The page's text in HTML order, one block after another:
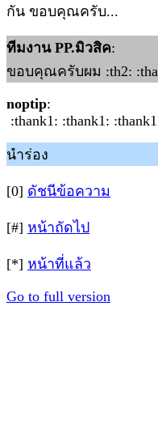
กัน ขอบคุณครับ...
ทีมงาน PP.มิวสิค:
ขอบคุณครับผม :th2:
noptip:
:thank1: :thank1:
นำร่อง
[0] ดัชนีข้อความ
[#] หน้าถัดไป
[*] หน้าที่แล้ว
Go to full version